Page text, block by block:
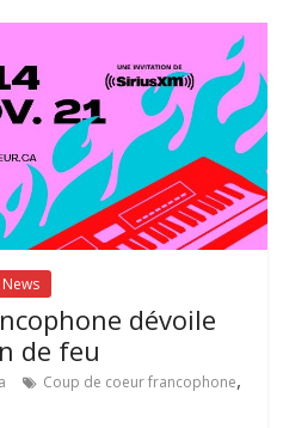
News
dévoile
de feu
Coup de coeur francophone,